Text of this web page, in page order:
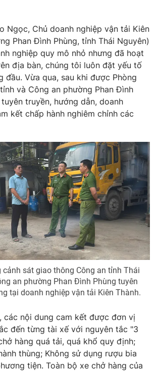
English
Đài Truyền hình Việt Nam
báo VTV
báo in và báo điện tử số 483/GP-BTTTT
Thanh Thủy
Nguyễn Thị Mỹ Hạnh, Phạm Quốc Thắng,
355 931 - 024.38 355 932
VTV:024.66 897 897
024-7300.7108
Ngọc, Chủ doanh nghiệp vận tải Kiên
Phan Đình Phùng, tỉnh Thái Nguyên)
nghiệp quy mô nhỏ nhưng đã hoạt
địa bàn, chúng tôi luôn đặt yếu tố
đầu. Vừa qua, sau khi được Phòng
và Công an phường Phan Đình
truyền, hướng dẫn, doanh
kết chấp hành nghiêm chỉnh các
cảnh sát giao thông Công an tỉnh Thái
an phường Phan Đình Phùng tuyên
tại doanh nghiệp vận tải Kiên Thành.
các nội dung cam kết được đơn vị
đến từng tài xế với nguyên tắc "3
hàng quá tải, quá khổ quy định;
thùng; Không sử dụng rượu bia
tiện. Toàn bộ xe chở hàng của